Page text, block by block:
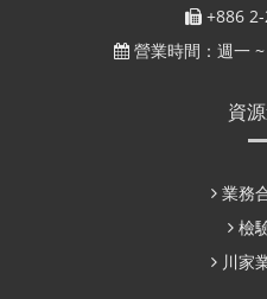
+886
營業時間：週一
資
業務
檢
川家